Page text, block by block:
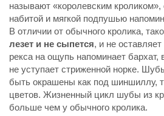
называют «королевским кроликом»,
набитой и мягкой подпушью
В отличии от обычного кролика,
лезет и не сыпется, и не
рекса на ощупь напоминает
не уступает стриженной норке.
быть окрашены как под шиншиллу,
цветов. Жизненный цикл шубы из
больше чем у обычного кролика.